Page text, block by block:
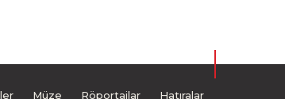
Müze Röportajlar Hatıralar